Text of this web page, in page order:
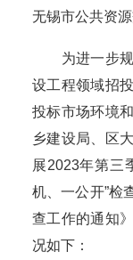
无锡市公共资
为进一步规
设工程领域招
投标市场环境
乡建设局、区
展2023年第三
机、一公开”检
查工作的通知
况如下：